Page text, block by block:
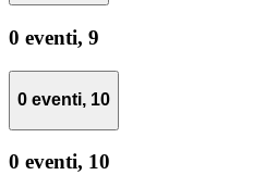
0 eventi, 9
0 eventi, 10
0 eventi, 10